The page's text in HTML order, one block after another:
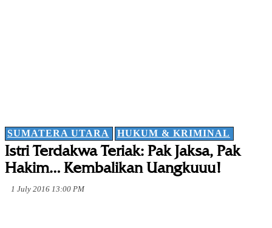
SUMATERA UTARA HUKUM & KRIMINAL
Istri Terdakwa Teriak: Pak Jaksa, Pak
Hakim… Kembalikan Uangkuuu!
1 July 2016 13:00 PM